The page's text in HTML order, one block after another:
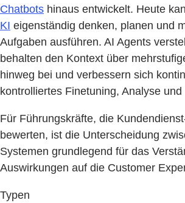
Chatbots hinaus entwickelt. Heute
KI eigenständig denken, planen und
Aufgaben ausführen. AI Agents
behalten den Kontext über
hinweg bei und verbessern sich
kontrolliertes Finetuning, Analyse
Für Führungskräfte, die
bewerten, ist die Unterscheidung
Systemen grundlegend für das
Auswirkungen auf die Customer
Typen